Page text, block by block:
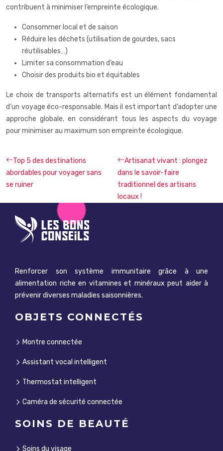
contribuent à minimiser l’empreinte écologique.
Consommer local et de saison
Réduire les déchets (utilisation de gourdes, sacs
réutilisables…)
Limiter sa consommation d’eau
Choisir des produits bio et équitables
Le choix de transports alternatifs est un élément fondamental
d’un voyage éco-responsable. Mais il est important d’adopter une
approche globale, en considérant tous les aspects du voyage
pour minimiser au maximum son empreinte écologique.
Top 5 des destinations
abordables pour voyager sans
se ruiner
Artisanat vivant : plongez
dans le savoir-faire
traditionnel des artisans
locaux !
Renforcer son système immunitaire grâce à une
alimentation riche en vitamines et minéraux peut aider à
prévenir diverses maladies saisonnières.
OBJETS CONNECTÉS
Montre connectée
Assistant vocal intelligent
Thermostat intelligent
Caméra de sécurité connectée
SOINS DE BEAUTÉ
Soins du visage